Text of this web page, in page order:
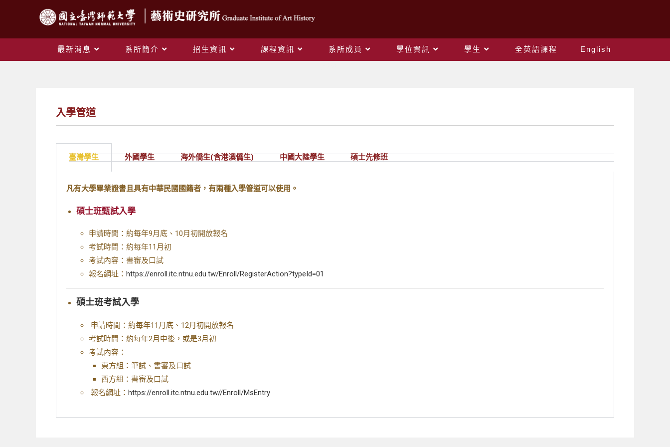
最新消息 系所簡介 招生資訊 課程資訊 系所成員 學位資訊 學生 全英語課程 English
入學管道
臺灣學生 外國學生 海外僑生(含港澳僑生) 中國大陸學生 碩士先修班
凡有大學畢業證書且具有中華民國國籍者，有兩種入學管道可以使用。
碩士班甄試入學
申請時間：約每年9月底、10月初開放報名
考試時間：約每年11月初
考試內容：書審及口試
報名網址： https://enroll.itc.ntnu.edu.tw/Enroll/RegisterAction?typeId=01
碩士班考試入學
申請時間：約每年11月底、12月初開放報名
考試時間：約每年2月中後，或是3月初
考試內容：
東方組：筆試、書審及口試
西方組：書審及口試
報名網址： https://enroll.itc.ntnu.edu.tw//Enroll/MsEntry